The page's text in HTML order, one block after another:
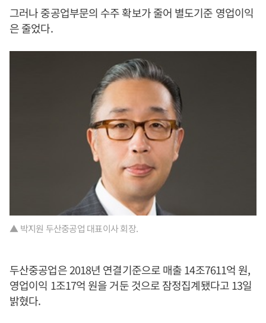
그러나 중공업부문의 수주 확보가 줄어 별도기준 영업이익
은 줄었다.
▲ 박지원 두산중공업 대표이사 회장.
두산중공업은 2018년 연결기준으로 매출 14조7611억 원,
영업이익 1조17억 원을 거둔 것으로 잠정집계됐다고 13일
밝혔다.